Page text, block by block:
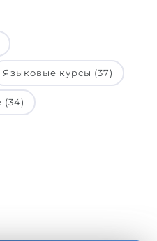
Языковые курсы (37)
(34)